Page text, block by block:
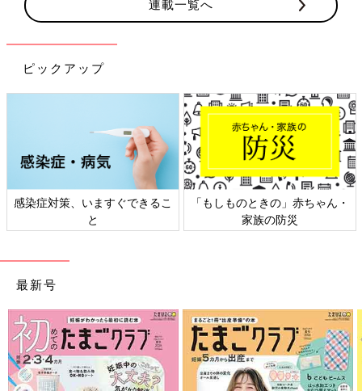
連載一覧へ
ピックアップ
感染症対策、いますぐできるこ
と
「もしものときの」赤ちゃん・
家族の防災
最新号